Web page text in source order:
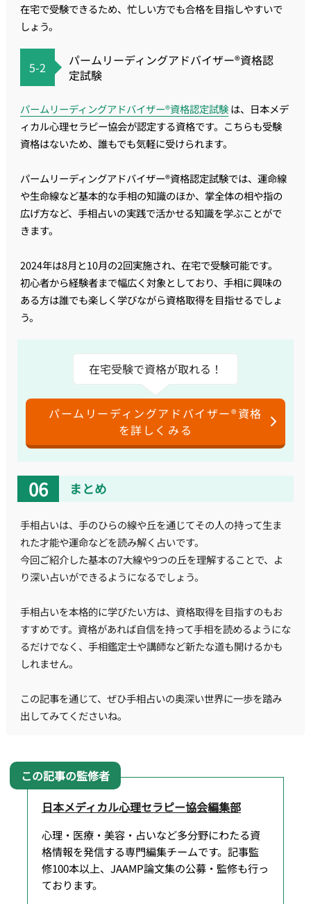
在宅で受験できるため、忙しい方でも合格を目指しやすいで
しょう。
5-2
パームリーディングアドバイザー®資格認
定試験
パームリーディングアドバイザー®資格認定試験は、日本メデ
ィカル心理セラピー協会が認定する資格です。こちらも受験
資格はないため、誰もでも気軽に受けられます。
パームリーディングアドバイザー®資格認定試験では、運命線
や生命線など基本的な手相の知識のほか、掌全体の相や指の
広げ方など、手相占いの実践で活かせる知識を学ぶことがで
きます。
2024年は8月と10月の2回実施され、在宅で受験可能です。
初心者から経験者まで幅広く対象としており、手相に興味の
ある方は誰でも楽しく学びながら資格取得を目指せるでしょ
う。
在宅受験で資格が取れる！
パームリーディングアドバイザー®資格
を詳しくみる
まとめ
手相占いは、手のひらの線や丘を通じてその人の持って生ま
れた才能や運命などを読み解く占いです。
今回ご紹介した基本の7大線や9つの丘を理解することで、よ
り深い占いができるようになるでしょう。
手相占いを本格的に学びたい方は、資格取得を目指すのもお
すすめです。資格があれば自信を持って手相を読めるようにな
るだけでなく、手相鑑定士や講師など新たな道も開けるかも
しれません。
この記事を通じて、ぜひ手相占いの奥深い世界に一歩を踏み
出してみてくださいね。
日本メディカル心理セラピー協会編集部
心理・医療・美容・占いなど多分野にわたる資
格情報を発信する専門編集チームです。記事監
修100本以上、JAAMP論文集の公募・監修も行っ
ております。